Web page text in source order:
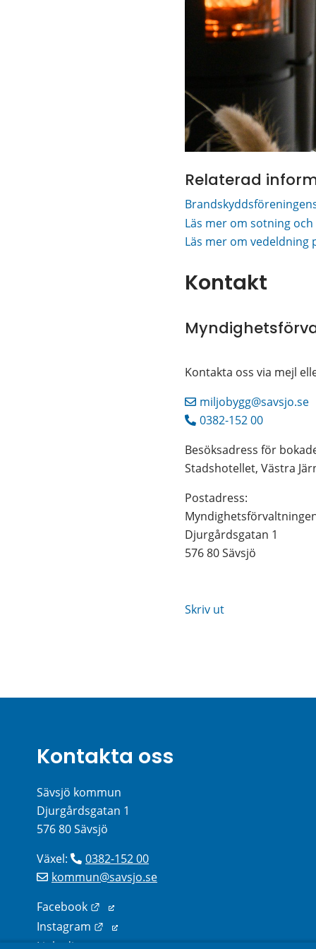
Relaterad
Läs mer om sotning
Läs mer om vedeldning
Kontakt
Kontakta oss via mejl
miljobygg@savsjo.se
0382-152 00
Besöksadress för
Stadshotellet, Västra
Postadress:
Djurgårdsgatan 1
576 80 Sävsjö
Skriv ut
Kontakta oss
Sävsjö kommun
Djurgårdsgatan 1
576 80 Sävsjö
Växel:
0382-152 00
kommun@savsjo.se
Facebook
Länk till annan webbplats.
Instagram
Länk till annan webbplats.